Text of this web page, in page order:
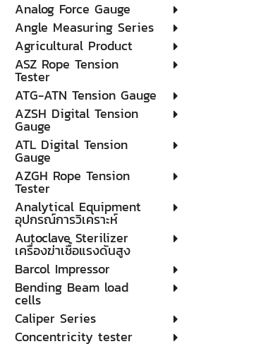
Analog Force Gauge
Angle Measuring Series
Agricultural Product
ASZ Rope Tension
Tester
ATG-ATN Tension Gauge
AZSH Digital Tension
Gauge
ATL Digital Tension
Gauge
AZGH Rope Tension
Tester
Analytical Equipment
อุปกรณ์การวิเคราะห์
Autoclave Sterilizer
เครื่องฆ่าเชื้อแรงดันสูง
Barcol Impressor
Bending Beam load
cells
Caliper Series
Concentricity tester